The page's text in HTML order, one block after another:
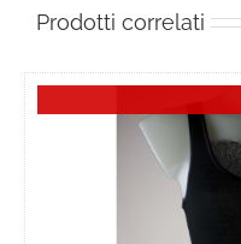
Prodotti correlati